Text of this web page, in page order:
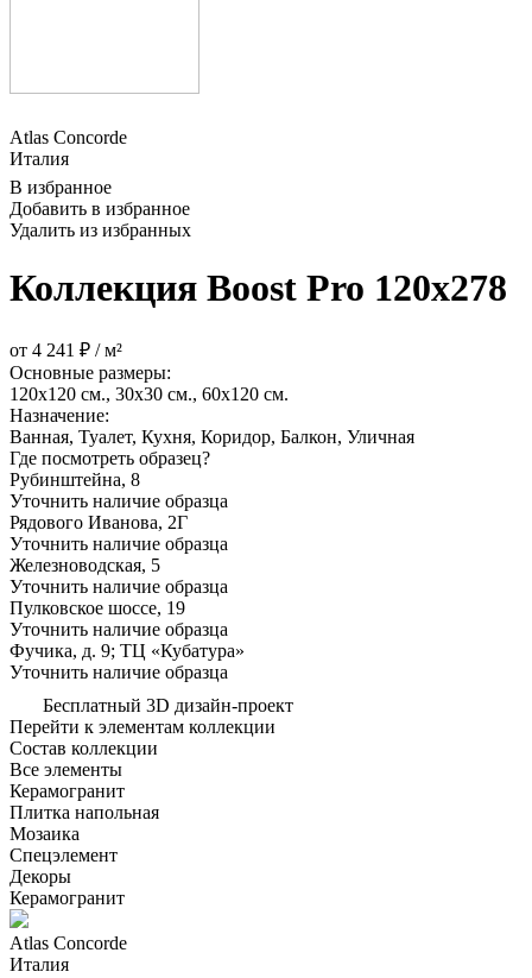
Atlas Concorde
Италия
В избранное
Добавить в избранное
Удалить из избранных
Коллекция Boost Pro 120x278
от 4 241 ₽ / м²
Основные размеры:
120x120 см., 30x30 см., 60x120 см.
Назначение:
Ванная, Туалет, Кухня, Коридор, Балкон, Уличная
Где посмотреть образец?
Рубинштейна, 8
Уточнить наличие образца
Рядового Иванова, 2Г
Уточнить наличие образца
Железноводская, 5
Уточнить наличие образца
Пулковское шоссе, 19
Уточнить наличие образца
Фучика, д. 9; ТЦ «Кубатура»
Уточнить наличие образца
Бесплатный 3D дизайн-проект
Перейти к элементам коллекции
Состав коллекции
Все элементы
Керамогранит
Плитка напольная
Мозаика
Спецэлемент
Декоры
Керамогранит
Atlas Concorde
Италия